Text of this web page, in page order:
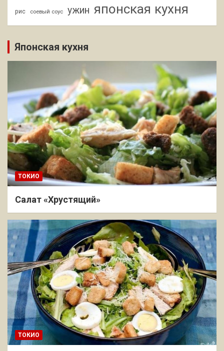
рис соевый соус ужин японская кухня
Японская кухня
ТОКИО
Салат «Хрустящий»
ТОКИО